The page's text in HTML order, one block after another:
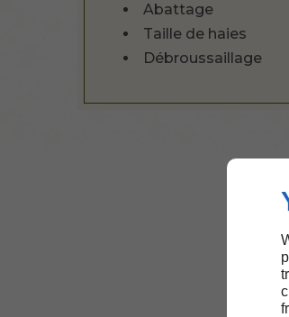
Abattage
Taille de haies
Débroussaillage